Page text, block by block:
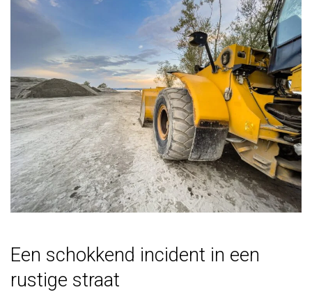
Een schokkend incident in een
rustige straat